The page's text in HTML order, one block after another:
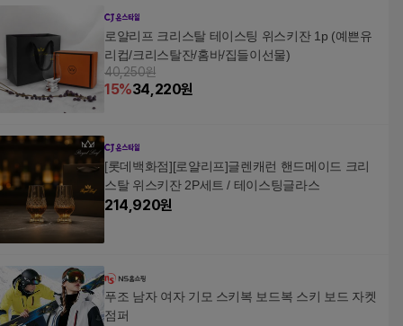
로얄리프 크리스탈 테이스팅 위스키잔 1p (예쁜유
리컵/크리스탈잔/홈바/집들이선물)
40,250원
15%34,220원
[롯데백화점][로얄리프]글렌캐런 핸드메이드 크리
스탈 위스키잔 2P세트 / 테이스팅글라스
214,920원
푸조 남자 여자 기모 스키복 보드복 스키 보드 자켓
점퍼